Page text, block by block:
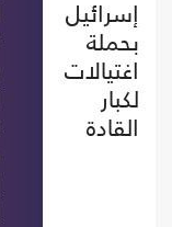
إسرائيل
بحملة
اغتيالات
لكبار
القادة